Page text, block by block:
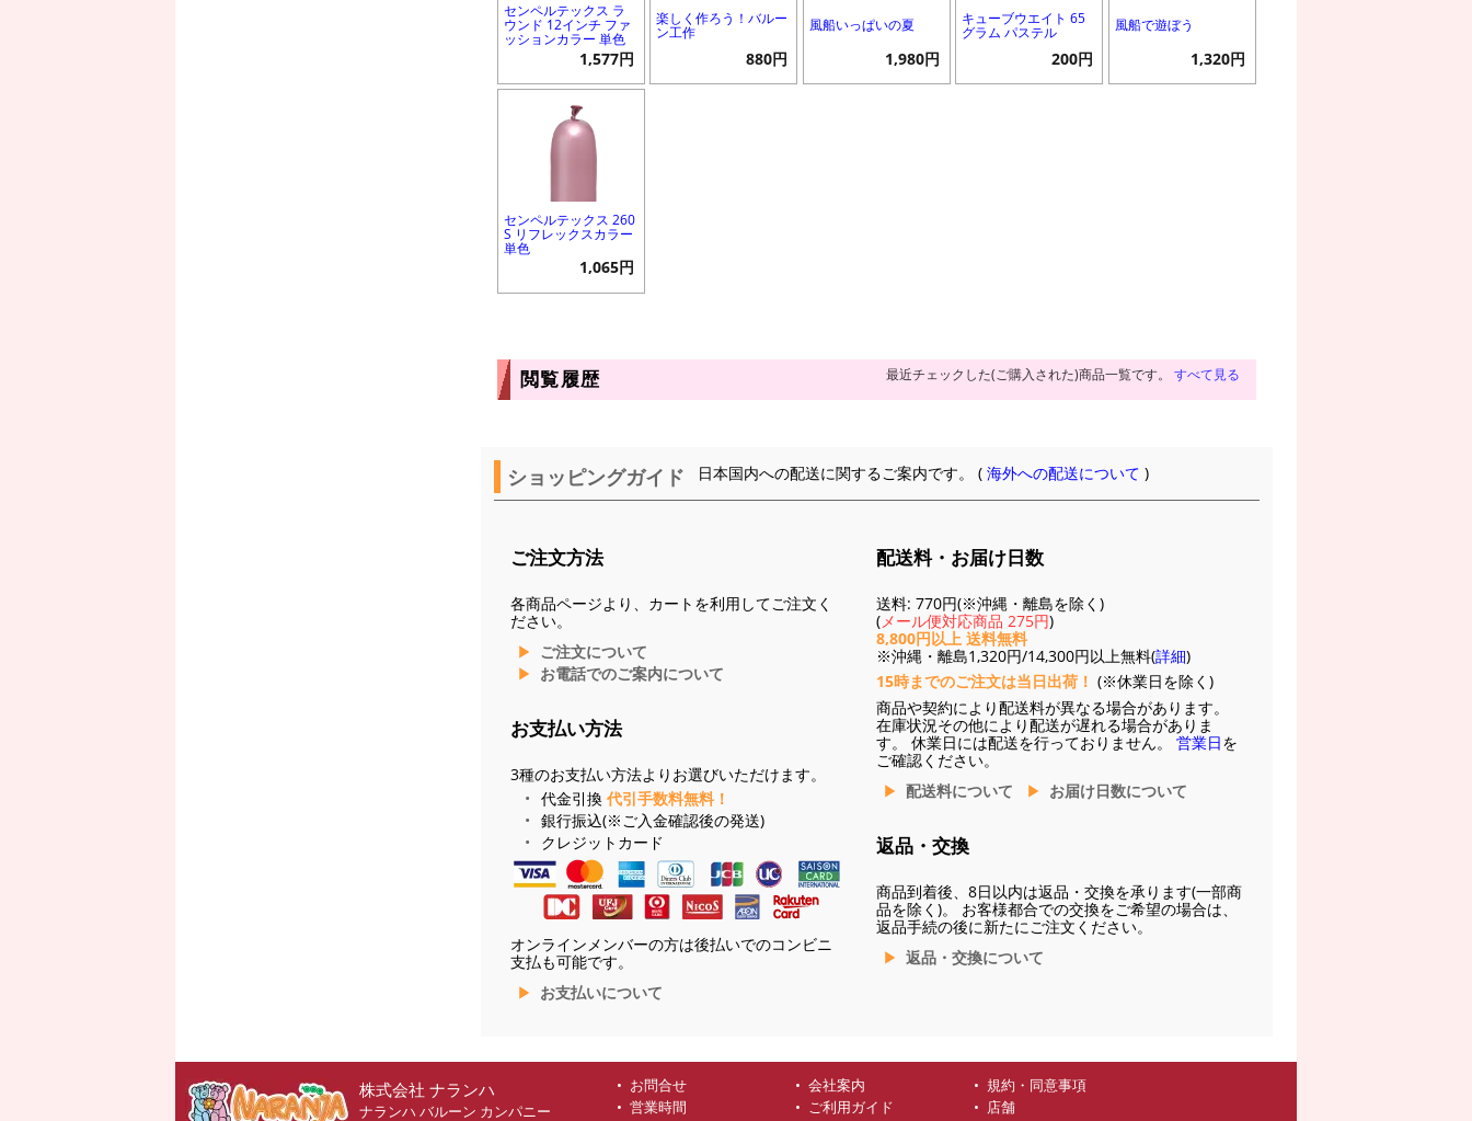
センペルテックス ラ
ウンド 12インチ ファ
ッションカラー 単色
1,577円
楽しく作ろう！バルー
ン工作
880円
風船いっぱいの夏
1,980円
キューブウエイト 65
グラム パステル
200円
風船で遊ぼう
1,320円
センペルテックス 260
S リフレックスカラー
単色
1,065円
閲覧履歴 最近チェックした(ご購入された)商品一覧です。 すべて見る
ショッピングガイド 日本国内への配送に関するご案内です。 (海外への配送について )
ご注文方法
各商品ページより、カートを利用してご注文く
ださい。
ご注文について
お電話でのご案内について
お支払い方法
3種のお支払い方法よりお選びいただけます。
代金引換 代引手数料無料！
銀行振込(※ご入金確認後の発送)
クレジットカード
オンラインメンバーの方は後払いでのコンビニ
支払も可能です。
お支払いについて
配送料・お届け日数
送料: 770円(※沖縄・離島を除く)
( メール便対応商品 275円)
8,800円以上 送料無料
※沖縄・離島1,320円/14,300円以上無料(詳細)
15時までのご注文は当日出荷！ (※休業日を除く)
商品や契約により配送料が異なる場合があります。
在庫状況その他により配送が遅れる場合がありま
す。 休業日には配送を行っておりません。 営業日を
ご確認ください。
配送料について
お届け日数について
返品・交換
商品到着後、8日以内は返品・交換を承ります(一部商
品を除く)。 お客様都合での交換をご希望の場合は、
返品手続の後に新たにご注文ください。
返品・交換について
株式会社 ナランハ
ナランハ バルーン カンパニー
お問合せ 会社案内
規約・同意事項
営業時間
ご利用ガイド
店舗